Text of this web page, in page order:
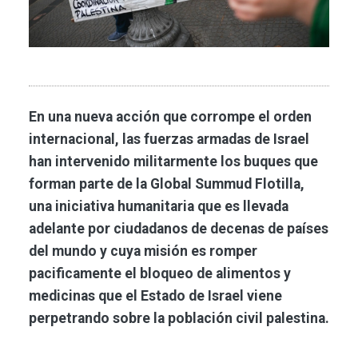
En una nueva acción que corrompe el orden
internacional, las fuerzas armadas de Israel
han intervenido militarmente los buques que
forman parte de la Global Summud Flotilla,
una iniciativa humanitaria que es llevada
adelante por ciudadanos de decenas de países
del mundo y cuya misión es romper
pacificamente el bloqueo de alimentos y
medicinas que el Estado de Israel viene
perpetrando sobre la población civil palestina.